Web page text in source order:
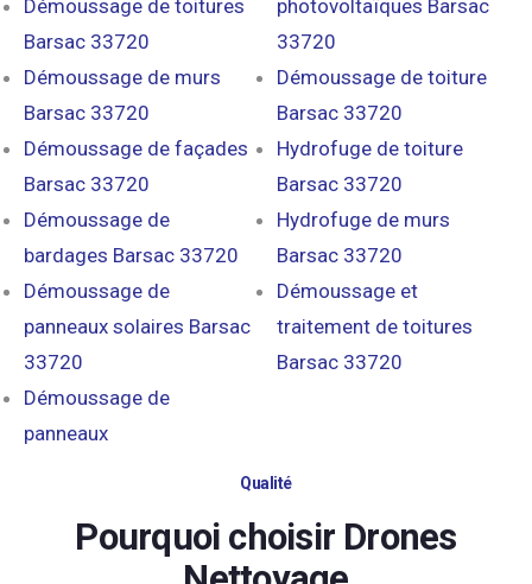
Démoussage de toitures
Barsac 33720
Démoussage de murs
Barsac 33720
Démoussage de façades
Barsac 33720
Démoussage de
bardages Barsac 33720
Démoussage de
panneaux solaires Barsac
33720
Démoussage de
panneaux
photovoltaïques Barsac
33720
Démoussage de toiture
Barsac 33720
Hydrofuge de toiture
Barsac 33720
Hydrofuge de murs
Barsac 33720
Démoussage et
traitement de toitures
Barsac 33720
Qualité
Pourquoi choisir Drones